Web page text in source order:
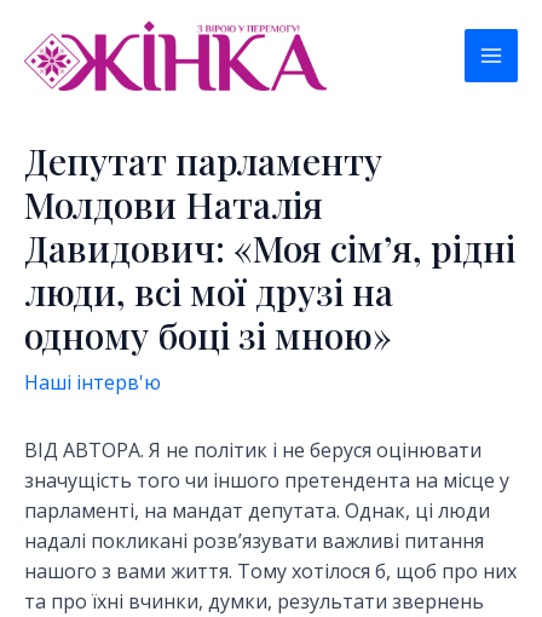
содержимому
Депутат парламенту
Молдови Наталія
Давидович: «Моя сім’я, рідні
люди, всі мої друзі на
одному боці зі мною»
Наші інтерв'ю
ВІД АВТОРА. Я не політик і не беруся оцінювати
значущість того чи іншого претендента на місце у
парламенті, на мандат депутата. Однак, ці люди
надалі покликані розв’язувати важливі питання
нашого з вами життя. Тому хотілося б, щоб про них
та про їхні вчинки, думки, результати звернень